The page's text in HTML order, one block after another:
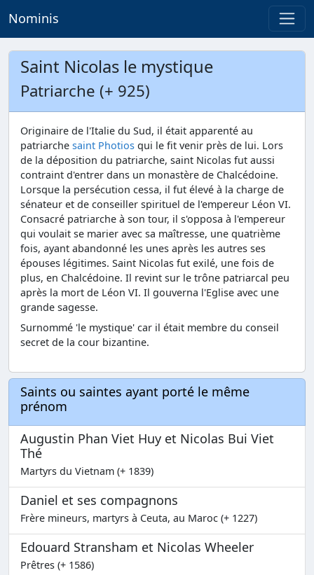
Nominis
Saint Nicolas le mystique
Patriarche (+ 925)
Originaire de l'Italie du Sud, il était apparenté au
patriarche saint Photios qui le fit venir près de lui. Lors
de la déposition du patriarche, saint Nicolas fut aussi
contraint d'entrer dans un monastère de Chalcédoine.
Lorsque la persécution cessa, il fut élevé à la charge de
sénateur et de conseiller spirituel de l'empereur Léon VI.
Consacré patriarche à son tour, il s'opposa à l'empereur
qui voulait se marier avec sa maîtresse, une quatrième
fois, ayant abandonné les unes après les autres ses
épouses légitimes. Saint Nicolas fut exilé, une fois de
plus, en Chalcédoine. Il revint sur le trône patriarcal peu
après la mort de Léon VI. Il gouverna l'Eglise avec une
grande sagesse.
Surnommé 'le mystique' car il était membre du conseil
secret de la cour bizantine.
Saints ou saintes ayant porté le même
prénom
Augustin Phan Viet Huy et Nicolas Bui Viet
Thé
Martyrs du Vietnam (+ 1839)
Daniel et ses compagnons
Frère mineurs, martyrs à Ceuta, au Maroc (+ 1227)
Edouard Stransham et Nicolas Wheeler
Prêtres (+ 1586)